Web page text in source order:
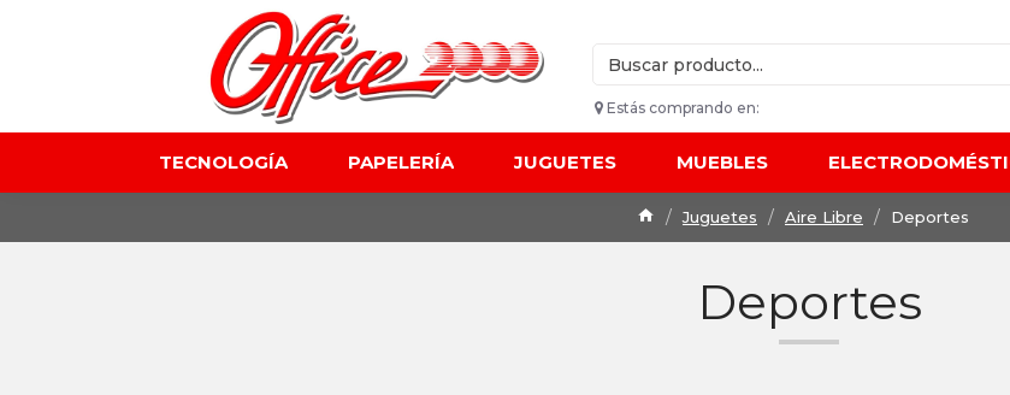
Estás comprando en:
TECNOLOGÍA PAPELERÍA JUGUETES MUEBLES
Juguetes Aire Libre Deportes
Deportes